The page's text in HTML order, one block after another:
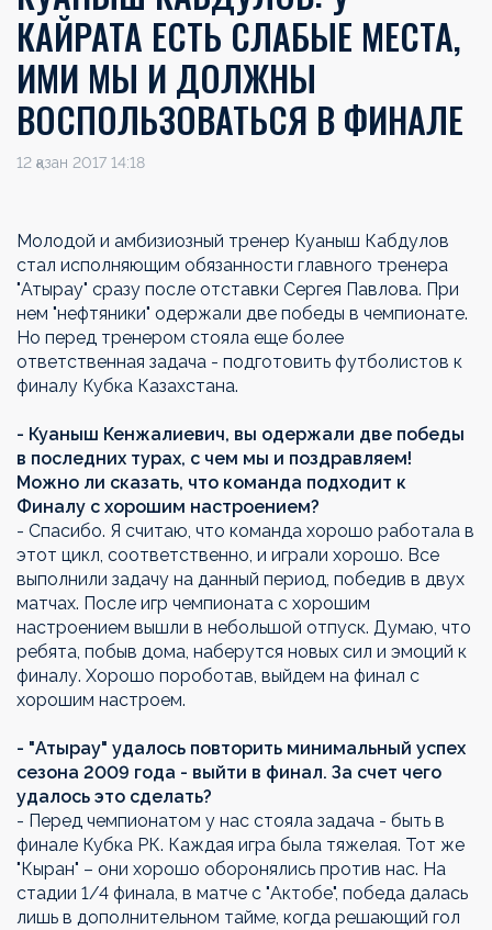
КАЙРАТА ЕСТЬ СЛАБЫЕ МЕСТА,
ИМИ МЫ И ДОЛЖНЫ
ВОСПОЛЬЗОВАТЬСЯ В ФИНАЛЕ
12 қазан 2017 14:18
Молодой и амбизиозный тренер Куаныш Кабдулов
стал исполняющим обязанности главного тренера
"Атырау" сразу после отставки Сергея Павлова. При
нем "нефтяники" одержали две победы в чемпионате.
Но перед тренером стояла еще более
ответственная задача - подготовить футболистов к
финалу Кубка Казахстана.
- Куаныш Кенжалиевич, вы одержали две победы
в последних турах, с чем мы и поздравляем!
Можно ли сказать, что команда подходит к
Финалу с хорошим настроением?
- Спасибо. Я считаю, что команда xорошо работала в
этот цикл, соответственно, и играли xорошо. Все
выполнили задачу на данный период, победив в двух
матчах. После игр чемпионата с хорошим
настроением вышли в небольшой отпуск. Думаю, что
ребята, побыв дома, наберутся новыx сил и эмоций к
финалу. Хорошо пороботав, выйдем на финал с
xорошим настроем.
- "Атырау" удалось повторить минимальный успех
сезона 2009 года - выйти в финал. За счет чего
удалось это сделать?
- Перед чемпионатом у нас стояла задача - быть в
финале Кубка РК. Каждая игра была тяжелая. Тот же
"Кыран" – они xорошо оборонялись против нас. На
стадии 1/4 финала, в матче с "Актобе", победа далась
лишь в дополнительном тайме, когда решающий гол